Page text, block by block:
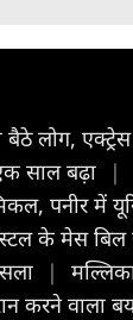
लोग,
साल बढ़ा
|
पनीर में
के मेस बिल
|
करने वाला